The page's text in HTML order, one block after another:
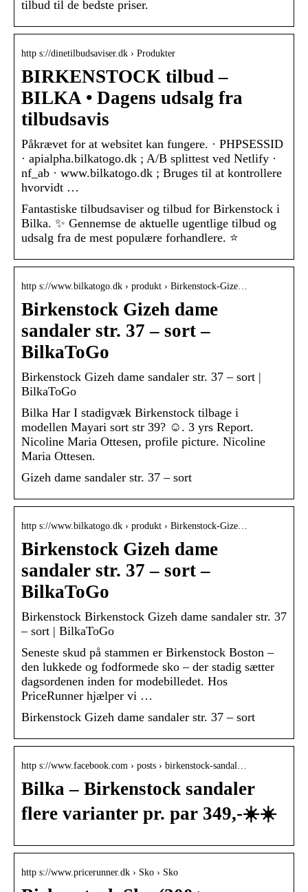
tilbud til de bedste priser.
http s://dinetilbudsaviser.dk › Produkter
BIRKENSTOCK tilbud –
BILKA • Dagens udsalg fra
tilbudsavis
Påkrævet for at websitet kan fungere. · PHPSESSID
· apialpha.bilkatogo.dk ; A/B splittest ved Netlify ·
nf_ab · www.bilkatogo.dk ; Bruges til at kontrollere
hvorvidt …
Fantastiske tilbudsaviser og tilbud for Birkenstock i
Bilka. ✨ Gennemse de aktuelle ugentlige tilbud og
udsalg fra de mest populære forhandlere. ⭐
http s://www.bilkatogo.dk › produkt › Birkenstock-Gize…
Birkenstock Gizeh dame
sandaler str. 37 – sort –
BilkaToGo
Birkenstock Gizeh dame sandaler str. 37 – sort |
BilkaToGo
Bilka Har I stadigvæk Birkenstock tilbage i
modellen Mayari sort str 39? ☺️. 3 yrs Report.
Nicoline Maria Ottesen, profile picture. Nicoline
Maria Ottesen.
Gizeh dame sandaler str. 37 – sort
http s://www.bilkatogo.dk › produkt › Birkenstock-Gize…
Birkenstock Gizeh dame
sandaler str. 37 – sort –
BilkaToGo
Birkenstock Birkenstock Gizeh dame sandaler str. 37
– sort | BilkaToGo
Seneste skud på stammen er Birkenstock Boston –
den lukkede og fodformede sko – der stadig sætter
dagsordenen inden for modebilledet. Hos
PriceRunner hjælper vi …
Birkenstock Gizeh dame sandaler str. 37 – sort
http s://www.facebook.com › posts › birkenstock-sandal…
Bilka – Birkenstock sandaler
flere varianter pr. par 349,-☀️☀️
http s://www.pricerunner.dk › Sko › Sko